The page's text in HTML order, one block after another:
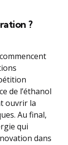
?
de l’éthanol
ouvrir la
Au final,
qui
dans